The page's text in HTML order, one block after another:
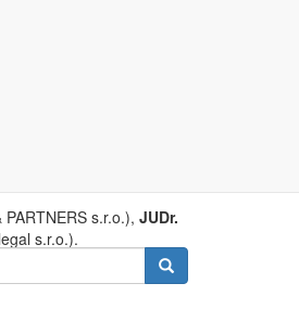
Vyhľadávanie
s.r.o.), JUDr.
s.r.o.).
sudcov NS SR,